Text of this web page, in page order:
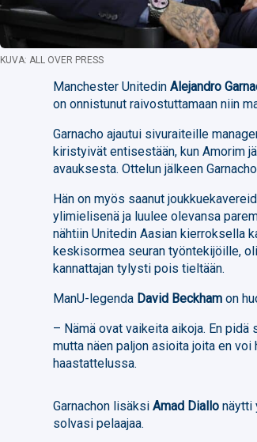
KUVA: ALL OVER PRESS
Manchester UnitedinAlejandro
on onnistunut raivostuttamaan niin
Garnacho ajautui sivuraiteille
kiristyivät entisestään, kun Amorim
avauksesta. Ottelun jälkeen
Hän on myös saanut
ylimielisenä ja luulee olevansa
nähtiin Unitedin Aasian kierroksella
keskisormea seuran työntekijöille,
kannattajan tylysti pois tieltään.
ManU-legenda David Beckham on
– Nämä ovat vaikeita aikoja. En
mutta näen paljon asioita joita en
haastattelussa.
Garnachon lisäksiAmad Diallo näytti
solvasi pelaajaa.